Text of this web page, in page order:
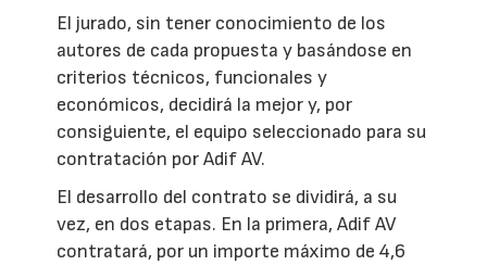
El jurado, sin tener conocimiento de los
autores de cada propuesta y basándose en
criterios técnicos, funcionales y
económicos, decidirá la mejor y, por
consiguiente, el equipo seleccionado para su
contratación por Adif AV.
El desarrollo del contrato se dividirá, a su
vez, en dos etapas. En la primera, Adif AV
contratará, por un importe máximo de 4,6